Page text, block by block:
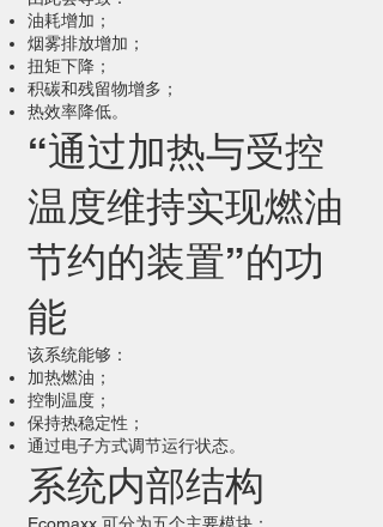
油耗增加；
烟雾排放增加；
扭矩下降；
积碳和残留物增多；
热效率降低。
“通过加热与受控
温度维持实现燃油
节约的装置”的功
能
该系统能够：
加热燃油；
控制温度；
保持热稳定性；
通过电子方式调节运行状态。
系统内部结构